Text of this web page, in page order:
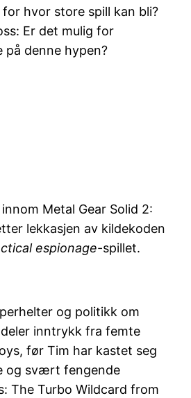
hvor store spill kan bli?
Er det mulig for
på denne hypen?
Metal Gear Solid 2:
lekkasjen av kildekoden
espionage-spillet.
og politikk om
inntrykk fra femte
før Tim har kastet seg
og svært fengende
The Turbo Wildcard from